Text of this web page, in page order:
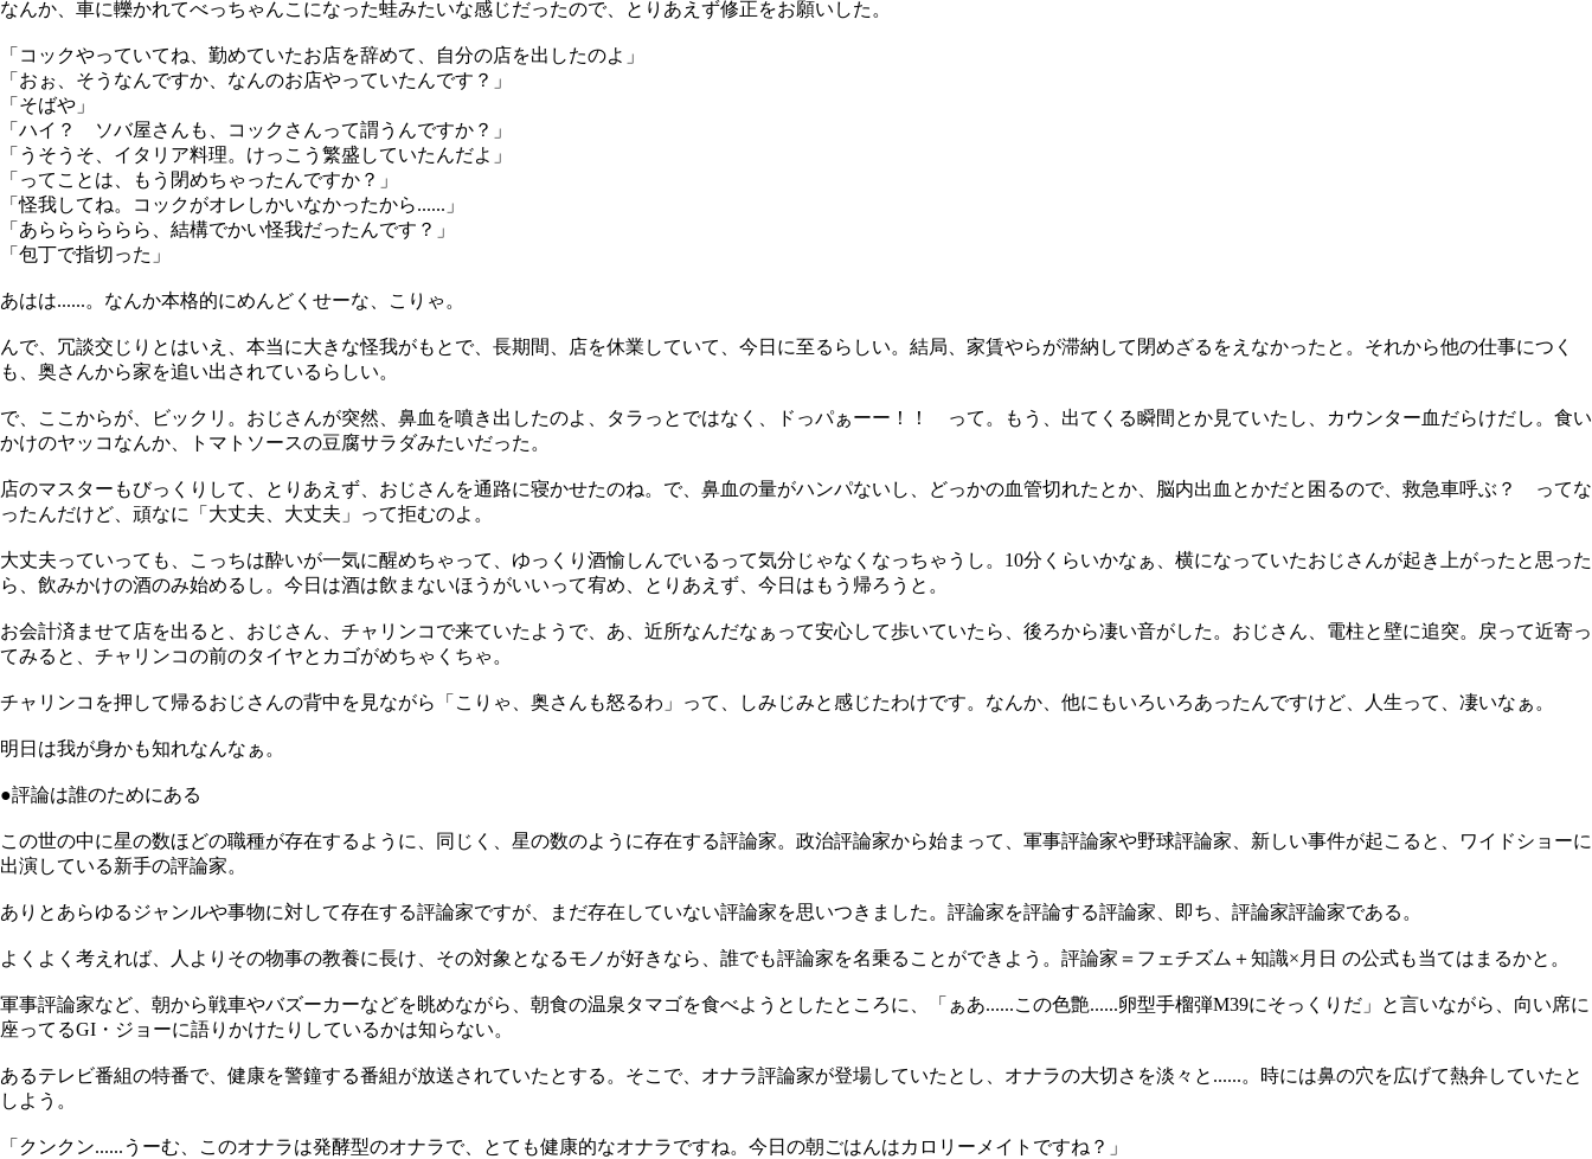
なんか、車に轢かれてべっちゃんこになった蛙みたいな感じだったので、とりあえず修正をお願いした。
「コックやっていてね、勤めていたお店を辞めて、自分の店を出したのよ」
「おぉ、そうなんですか、なんのお店やっていたんです？」
「そばや」
「ハイ？ ソバ屋さんも、コックさんって謂うんですか？」
「うそうそ、イタリア料理。けっこう繁盛していたんだよ」
「ってことは、もう閉めちゃったんですか？」
「怪我してね。コックがオレしかいなかったから......」
「あらららららら、結構でかい怪我だったんです？」
「包丁で指切った」
あはは......。なんか本格的にめんどくせーな、こりゃ。
んで、冗談交じりとはいえ、本当に大きな怪我がもとで、長期間、店を休業していて、今日に至るらしい。結局、家賃やらが滞納して閉めざるをえなかったと。それから他の仕事につく
も、奥さんから家を追い出されているらしい。
で、ここからが、ビックリ。おじさんが突然、鼻血を噴き出したのよ、タラっとではなく、ドっパぁーー！！ って。もう、出てくる瞬間とか見ていたし、カウンター血だらけだし。食い
かけのヤッコなんか、トマトソースの豆腐サラダみたいだった。
店のマスターもびっくりして、とりあえず、おじさんを通路に寝かせたのね。で、鼻血の量がハンパないし、どっかの血管切れたとか、脳内出血とかだと困るので、救急車呼ぶ？ ってな
ったんだけど、頑なに「大丈夫、大丈夫」って拒むのよ。
大丈夫っていっても、こっちは酔いが一気に醒めちゃって、ゆっくり酒愉しんでいるって気分じゃなくなっちゃうし。10分くらいかなぁ、横になっていたおじさんが起き上がったと思った
ら、飲みかけの酒のみ始めるし。今日は酒は飲まないほうがいいって宥め、とりあえず、今日はもう帰ろうと。
お会計済ませて店を出ると、おじさん、チャリンコで来ていたようで、あ、近所なんだなぁって安心して歩いていたら、後ろから凄い音がした。おじさん、電柱と壁に追突。戻って近寄っ
てみると、チャリンコの前のタイヤとカゴがめちゃくちゃ。
チャリンコを押して帰るおじさんの背中を見ながら「こりゃ、奥さんも怒るわ」って、しみじみと感じたわけです。なんか、他にもいろいろあったんですけど、人生って、凄いなぁ。
明日は我が身かも知れなんなぁ。
●評論は誰のためにある
この世の中に星の数ほどの職種が存在するように、同じく、星の数のように存在する評論家。政治評論家から始まって、軍事評論家や野球評論家、新しい事件が起こると、ワイドショーに
出演している新手の評論家。
ありとあらゆるジャンルや事物に対して存在する評論家ですが、まだ存在していない評論家を思いつきました。評論家を評論する評論家、即ち、評論家評論家である。
よくよく考えれば、人よりその物事の教養に長け、その対象となるモノが好きなら、誰でも評論家を名乗ることができよう。評論家＝フェチズム＋知識×月日 の公式も当てはまるかと。
軍事評論家など、朝から戦車やバズーカーなどを眺めながら、朝食の温泉タマゴを食べようとしたところに、「ぁあ......この色艶......卵型手榴弾M39にそっくりだ」と言いながら、向い席に
座ってるGI・ジョーに語りかけたりしているかは知らない。
あるテレビ番組の特番で、健康を警鐘する番組が放送されていたとする。そこで、オナラ評論家が登場していたとし、オナラの大切さを淡々と......。時には鼻の穴を広げて熱弁していたと
しよう。
「クンクン......うーむ、このオナラは発酵型のオナラで、とても健康的なオナラですね。今日の朝ごはんはカロリーメイトですね？」